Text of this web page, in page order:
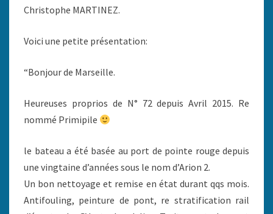
Christophe MARTINEZ.
Voici une petite présentation:
“Bonjour de Marseille.
Heureuses proprios de N° 72 depuis Avril 2015. Re
nommé Primipile
le bateau a été basée au port de pointe rouge depuis
une vingtaine d’années sous le nom d’Arion 2.
Un bon nettoyage et remise en état durant qqs mois.
Antifouling, peinture de pont, re stratification rail